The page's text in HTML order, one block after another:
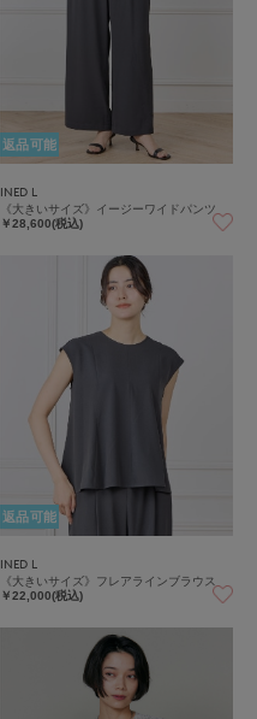
返品可能
INED L
《大きいサイズ》イージーワイドパンツ
￥28,600(税込)
返品可能
INED L
《大きいサイズ》フレアラインブラウス
￥22,000(税込)